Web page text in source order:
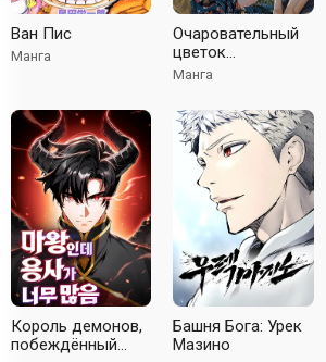
Ван Пис
Манга
Очаровательный
цветок
расцветает с
Манга
Король демонов,
побеждённый
Башня Бога: Урек
Мазино